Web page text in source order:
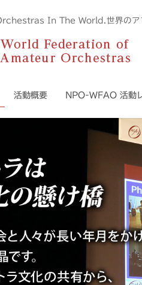
In The World.世界のアマ
活動概要 NPO-WFAO 活動